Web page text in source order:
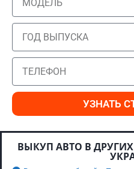
УЗНАТЬ
ВЫКУП АВТО В